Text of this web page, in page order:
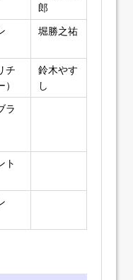
郎
堀勝之祐
チ
鈴木やす
し
ラ
ト